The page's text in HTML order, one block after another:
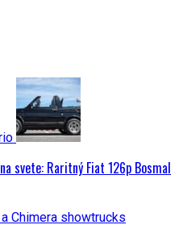
svete: Raritný Fiat 126p Bosmal